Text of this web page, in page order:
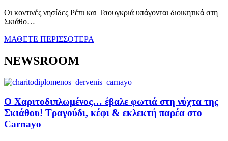
Οι κοντινές νησίδες Ρέπι και Τσουγκριά υπάγονται διοικητικά στη
Σκιάθο…
ΜΑΘΕΤΕ ΠΕΡΙΣΣΟΤΕΡΑ
NEWSROOM
Ο Χαριτοδιπλωμένος… έβαλε φωτιά στη νύχτα της
Σκιάθου! Τραγούδι, κέφι & εκλεκτή παρέα στο
Carnayo